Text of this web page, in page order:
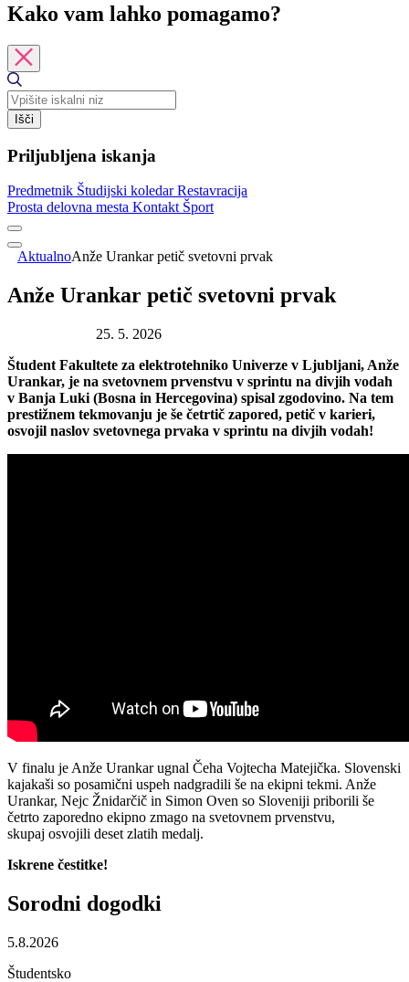
Kako vam lahko pomagamo?
Išči
Priljubljena iskanja
Predmetnik Študijski koledarRestavracija
Prosta delovna mesta Kontakt Šport
AktualnoAnže Urankar petič svetovni prvak
Anže Urankar petič svetovni prvak
25. 5. 2026
Študent Fakultete za elektrotehniko Univerze v Ljubljani, Anže
Urankar, je na svetovnem prvenstvu v sprintu na divjih vodah
v Banja Luki (Bosna in Hercegovina) spisal zgodovino. Na tem
prestižnem tekmovanju je še četrtič zapored, petič v karieri,
osvojil naslov svetovnega prvaka v sprintu na divjih vodah!
V finalu je Anže Urankar ugnal Čeha Vojtecha Matejička. Slovenski
kajakaši so posamični uspeh nadgradili še na ekipni tekmi. Anže
Urankar, Nejc Žnidarčič in Simon Oven so Sloveniji priborili še
četrto zaporedno ekipno zmago na svetovnem prvenstvu,
skupaj osvojili deset zlatih medalj.
Iskrene čestitke!
Sorodni dogodki
5.8.2026
Študentsko